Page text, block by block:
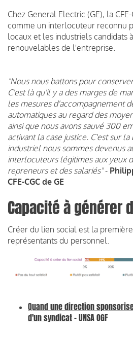
Chez General Electric (GE), la
comme un interlocuteur reconnu
locaux et les industriels candidats
renouvelables de l'entreprise.
"Nous nous battons pour
C'est là qu'il y a des marges de
les mesures d'accompagnement
automatiques au regard des
ainsi que nous avons sauvé 300
activant la case justice. C'est sur
industriel nous sommes devenus
interlocuteurs légitimes aux yeux
repreneurs et des salariés"-
CFE-CGC de GE
Capacité à générer
Créer du lien social est la
représentants du personnel.
Quand une direction
d'un syndicat- UNSA OGF